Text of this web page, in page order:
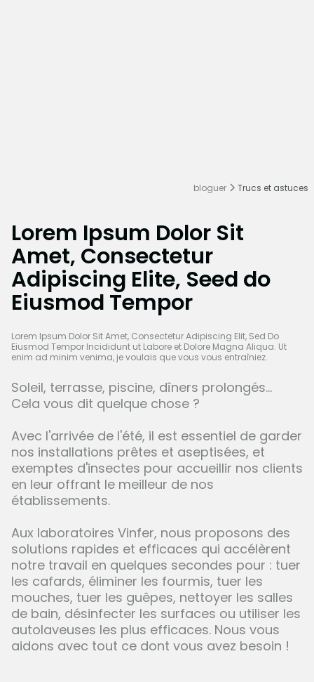
bloguer Trucs et astuces
Lorem Ipsum Dolor Sit
Amet, Consectetur
Adipiscing Elite, Seed do
Eiusmod Tempor
Lorem Ipsum Dolor Sit Amet, Consectetur Adipiscing Elit, Sed Do
Eiusmod Tempor Incididunt ut Labore et Dolore Magna Aliqua. Ut
enim ad minim venima, je voulais que vous vous entraîniez.
Soleil, terrasse, piscine, dîners prolongés...
Cela vous dit quelque chose ?
Avec l'arrivée de l'été, il est essentiel de garder
nos installations prêtes et aseptisées, et
exemptes d'insectes pour accueillir nos clients
en leur offrant le meilleur de nos
établissements.
Aux laboratoires Vinfer, nous proposons des
solutions rapides et efficaces qui accélèrent
notre travail en quelques secondes pour : tuer
les cafards, éliminer les fourmis, tuer les
mouches, tuer les guêpes, nettoyer les salles
de bain, désinfecter les surfaces ou utiliser les
autolaveuses les plus efficaces. Nous vous
aidons avec tout ce dont vous avez besoin !